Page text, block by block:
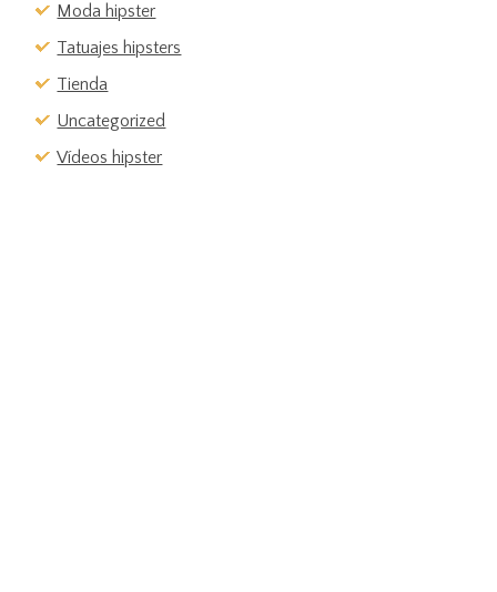
Moda hipster
Tatuajes hipsters
Tienda
Uncategorized
Vídeos hipster